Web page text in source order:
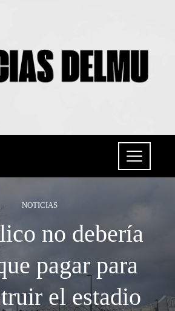
NOTICIAS
no debería
pagar para
el estadio